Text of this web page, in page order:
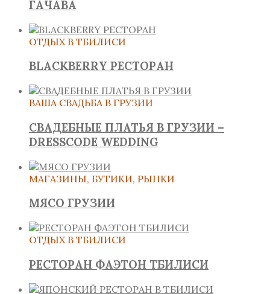
ГАЧАВА
ОТДЫХ В ТБИЛИСИ
BLACKBERRY РЕСТОРАН
ВАША СВАДЬБА В ГРУЗИИ
СВАДЕБНЫЕ ПЛАТЬЯ В ГРУЗИИ –
DRESSCODE WEDDING
МАГАЗИНЫ, БУТИКИ, РЫНКИ
МЯСО ГРУЗИИ
ОТДЫХ В ТБИЛИСИ
РЕСТОРАН ФАЭТОН ТБИЛИСИ